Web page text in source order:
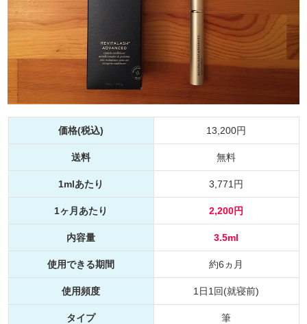
価格(税込) 13,200円
送料 無料
1mlあたり 3,771円
1ヶ月あたり 2,200円
内容量 3.5ml
使用できる期間 約6ヵ月
使用頻度 1日1回(就寝前)
タイプ 筆